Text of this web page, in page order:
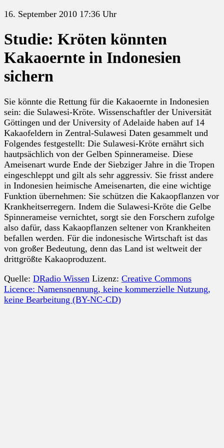
16. September 2010 17:36 Uhr
Studie: Kröten könnten
Kakaoernte in Indonesien
sichern
Sie könnte die Rettung für die Kakaoernte in Indonesien
sein: die Sulawesi-Kröte. Wissenschaftler der Universität
Göttingen und der University of Adelaide haben auf 14
Kakaofeldern in Zentral-Sulawesi Daten gesammelt und
Folgendes festgestellt: Die Sulawesi-Kröte ernährt sich
hautpsächlich von der Gelben Spinnerameise. Diese
Ameisenart wurde Ende der Siebziger Jahre in die Tropen
eingeschleppt und gilt als sehr aggressiv. Sie frisst andere
in Indonesien heimische Ameisenarten, die eine wichtige
Funktion übernehmen: Sie schützen die Kakaopflanzen vor
Krankheitserregern. Indem die Sulawesi-Kröte die Gelbe
Spinnerameise vernichtet, sorgt sie den Forschern zufolge
also dafür, dass Kakaopflanzen seltener von Krankheiten
befallen werden. Für die indonesische Wirtschaft ist das
von großer Bedeutung, denn das Land ist weltweit der
drittgrößte Kakaoproduzent.
Quelle: DRadio Wissen Lizenz: Creative Commons
Licence: Namensnennung, keine kommerzielle Nutzung,
keine Bearbeitung (BY-NC-CD)